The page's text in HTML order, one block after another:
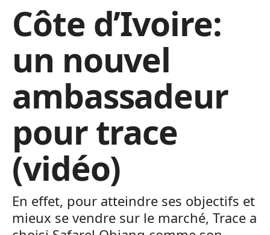
Côte d’Ivoire:
un nouvel
ambassadeur
pour trace
(vidéo)
En effet, pour atteindre ses objectifs et
mieux se vendre sur le marché, Trace a